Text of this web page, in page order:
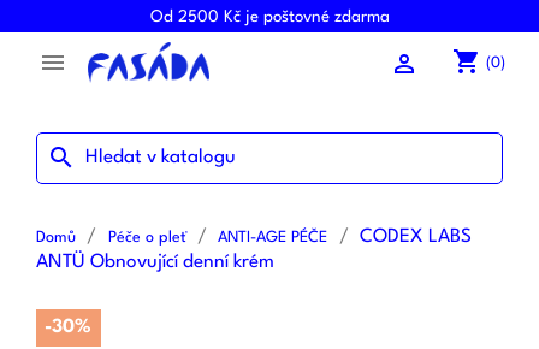
Od 2500 Kč je poštovné zdarma
 shopping_cart (0)

search
Domů Péče o pleť ANTI-AGE PÉČE
CODEX LABS
ANTÜ Obnovující denní krém
-30%